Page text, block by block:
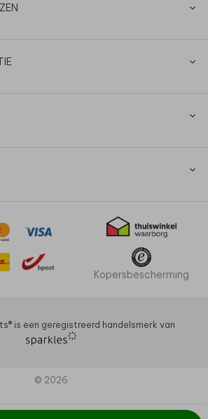
Kopersbescherming
is een geregistreerd handelsmerk van
© 2026